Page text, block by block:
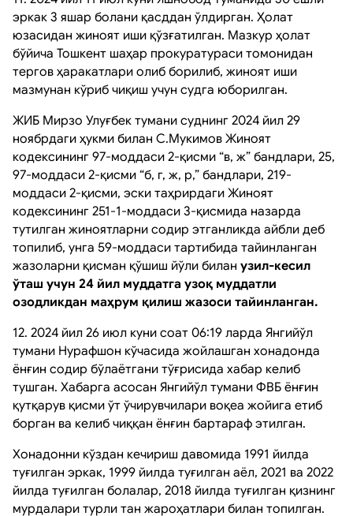
эркак 3 яшар болани қасддан ўлдирган. Ҳолат
юзасидан жиноят иши қўзғатилган. Мазкур ҳолат
бўйича Тошкент шаҳар прокуратураси томонидан
тергов ҳаракатлари олиб борилиб, жиноят иши
мазмунан кўриб чиқиш учун судга юборилган.
ЖИБ Мирзо Улуғбек тумани суднинг 2024 йил 29
ноябрдаги ҳукми билан С.Мукимов Жиноят
кодексининг 97-моддаси 2-қисми “в, ж” бандлари, 25,
97-моддаси 2-қисми “б, г, ж, р,” бандлари, 219-
моддаси 2-қисми, эски таҳрирдаги Жиноят
кодексининг 251-1-моддаси 3-қисмида назарда
тутилган жиноятларни содир этганликда айбли деб
топилиб, унга 59-моддаси тартибида тайинланган
жазоларни қисман қўшиш йўли билан узил-кесил
ўташ учун 24 йил муддатга узоқ муддатли
озодликдан маҳрум қилиш жазоси тайинланган.
12. 2024 йил 26 июл куни соат 06:19 ларда Янгийўл
тумани Нурафшон кўчасида жойлашган хонадонда
ёнғин содир бўлаётгани тўғрисида хабар келиб
тушган. Хабарга асосан Янгийўл тумани ФВБ ёнғин
қутқарув қисми ўт ўчирувчилари воқеа жойига етиб
борган ва келиб чиққан ёнғин бартараф этилган.
Хонадонни кўздан кечириш давомида 1991 йилда
туғилган эркак, 1999 йилда туғилган аёл, 2021 ва 2022
йилда туғилган болалар, 2018 йилда туғилган қизнинг
мурдалари турли тан жароҳатлари билан топилган.